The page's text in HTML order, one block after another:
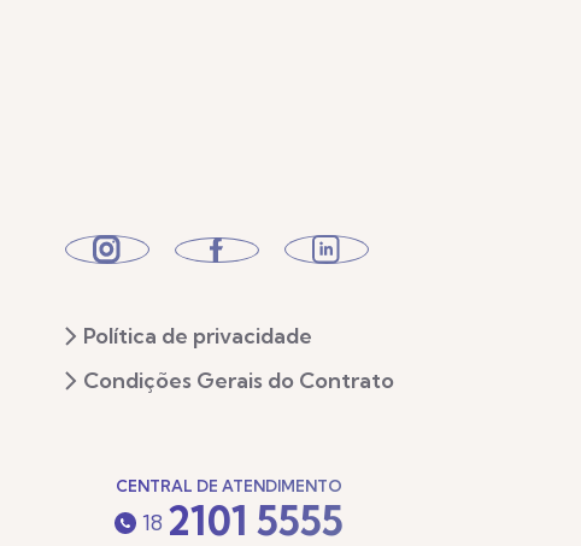
Política de privacidade
Condições Gerais do Contrato
CENTRAL DE ATENDIMENTO
18 2101 5555